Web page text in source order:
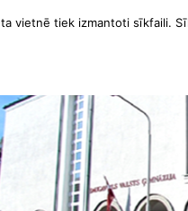
vietnē tiek izmantoti sīkfaili.